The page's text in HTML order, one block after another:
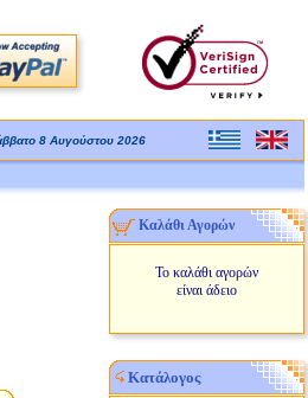
8 Αυγούστου 2026
Καλάθι Αγορών
Το καλάθι αγορών
είναι άδειο
Κατάλογος